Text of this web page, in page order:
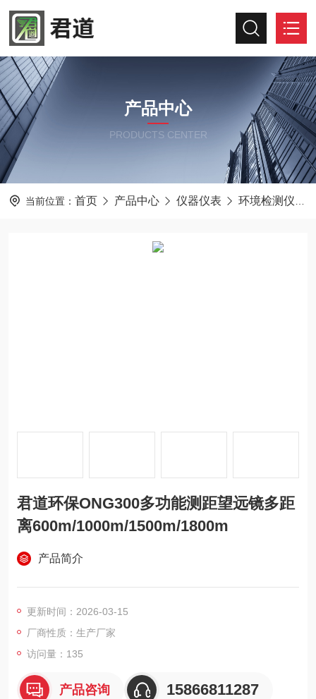
产品中心
PRODUCTS CENTER
当前位置： 首页 产品中心 仪器仪表 环境检测仪器
君道环保ONG300多功能测距望远镜多距
离600m/1000m/1500m/1800m
产品简介
更新时间：2026-03-15
厂商性质：生产厂家
访问量：135
产品咨询 15866811287